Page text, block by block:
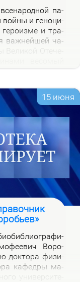
па­
вой­ны и ге­но­ци­
ге­ро­из­ме и тра­
важ­ней­шей ча­
15 июня
Во­ро­
док­то­ра физи­
ка­фед­ры ма­